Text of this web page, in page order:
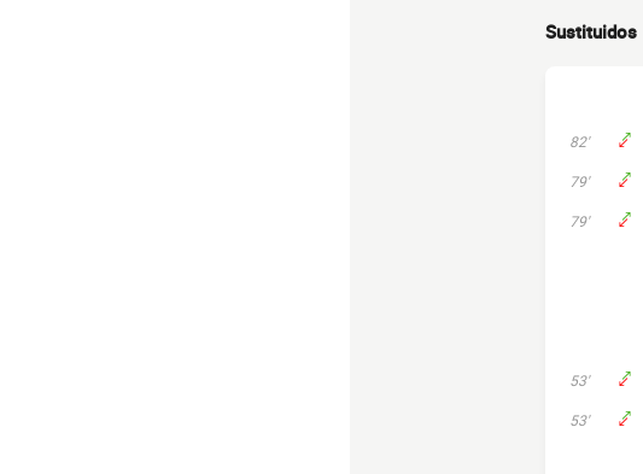
Sustituidos
82'
79'
79'
53'
53'